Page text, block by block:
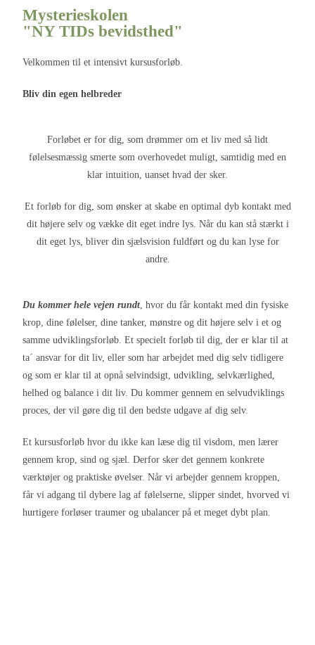
Mysterieskolen
"NY TIDs bevidsthed"
Velkommen til et intensivt kursusforløb.
Bliv din egen helbreder
Forløbet er for dig, som drømmer om et liv med så lidt
følelsesmæssig smerte som overhovedet muligt, samtidig med en
klar intuition, uanset hvad der sker.
Et forløb for dig, som ønsker at skabe en optimal dyb kontakt med
dit højere selv og vække dit eget indre lys. Når du kan stå stærkt i
dit eget lys, bliver din sjælsvision fuldført og du kan lyse for
andre.
Du kommer hele vejen rundt, hvor du får kontakt med din fysiske
krop, dine følelser, dine tanker, mønstre og dit højere selv i et og
samme udviklingsforløb. Et specielt forløb til dig, der er klar til at
ta´ ansvar for dit liv, eller som har arbejdet med dig selv tidligere
og som er klar til at opnå selvindsigt, udvikling, selvkærlighed,
helhed og balance i dit liv. Du kommer gennem en selvudviklings
proces, der vil gøre dig til den bedste udgave af dig selv.
Et kursusforløb hvor du ikke kan læse dig til visdom, men lærer
gennem krop, sind og sjæl. Derfor sker det gennem konkrete
værktøjer og praktiske øvelser. Når vi arbejder gennem kroppen,
får vi adgang til dybere lag af følelserne, slipper sindet, hvorved vi
hurtigere forløser traumer og ubalancer på et meget dybt plan.